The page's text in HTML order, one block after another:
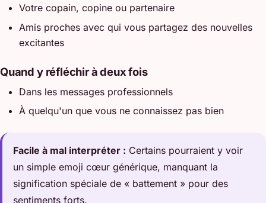
Votre copain, copine ou partenaire
Amis proches avec qui vous partagez des nouvelles
excitantes
Quand y réfléchir à deux fois
Dans les messages professionnels
À quelqu'un que vous ne connaissez pas bien
Facile à mal interpréter : Certains pourraient y voir
un simple emoji cœur générique, manquant la
signification spéciale de « battement » pour des
sentiments forts.